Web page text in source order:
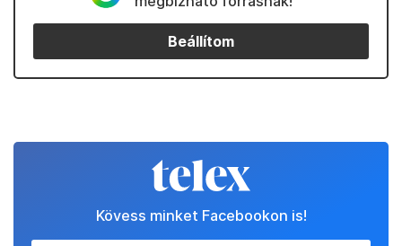
Beállítom
Kövess minket Facebookon is!